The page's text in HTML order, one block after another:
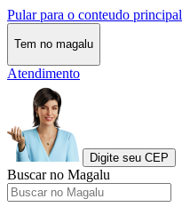
Pular para o conteudo principal
Tem no magalu
Atendimento
Digite seu CEP
Buscar no Magalu